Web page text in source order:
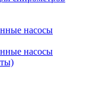
насосы
насосы